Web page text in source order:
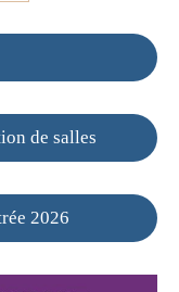
de salles
2026